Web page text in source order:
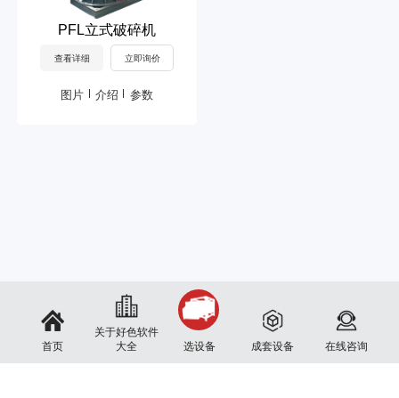
首页
关于好色软件
大全
选设备 成套设备 在线咨询
PFL立式破碎机
查看详细 立即询价
图片 介绍 参数